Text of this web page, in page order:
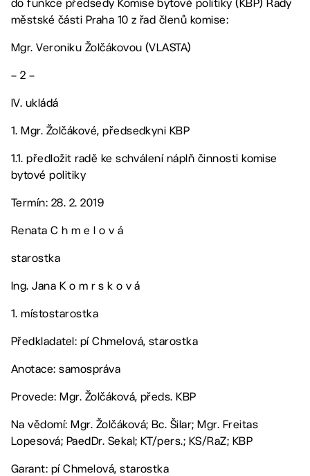
do funkce předsedy Komise bytové politiky (KBP) Rady
městské části Praha 10 z řad členů komise:
Mgr. Veroniku Žolčákovou (VLASTA)
– 2 –
IV. ukládá
1. Mgr. Žolčákové, předsedkyni KBP
1.1. předložit radě ke schválení náplň činnosti komise
bytové politiky
Termín: 28. 2. 2019
Renata C h m e l o v á
starostka
Ing. Jana K o m r s k o v á
1. místostarostka
Předkladatel: pí Chmelová, starostka
Anotace: samospráva
Provede: Mgr. Žolčáková, předs. KBP
Na vědomí: Mgr. Žolčáková; Bc. Šilar; Mgr. Freitas
Lopesová; PaedDr. Sekal; KT/pers.; KS/RaZ; KBP
Garant: pí Chmelová, starostka